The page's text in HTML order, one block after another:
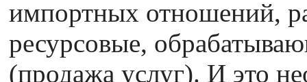
импортных отношений,
ресурсовые,
(продажа услуг). И это